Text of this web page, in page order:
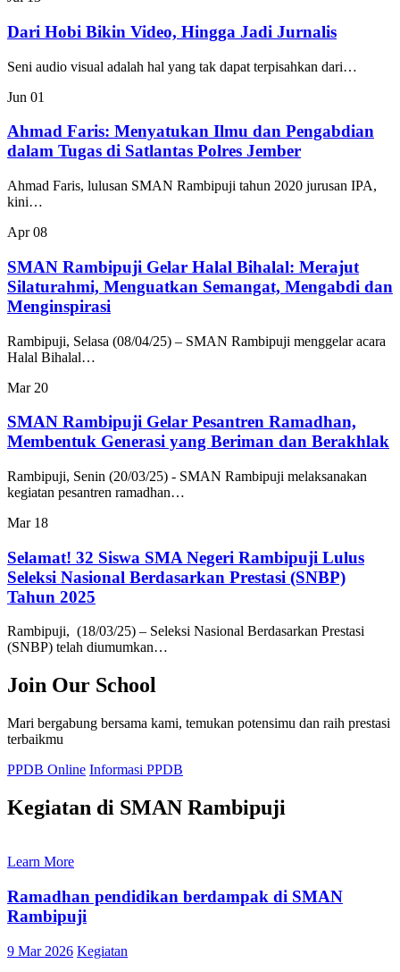
Dari Hobi Bikin Video, Hingga Jadi Jurnalis
Seni audio visual adalah hal yang tak dapat terpisahkan dari…
Jun 01
Ahmad Faris: Menyatukan Ilmu dan Pengabdian
dalam Tugas di Satlantas Polres Jember
Ahmad Faris, lulusan SMAN Rambipuji tahun 2020 jurusan IPA,
kini…
Apr 08
SMAN Rambipuji Gelar Halal Bihalal: Merajut
Silaturahmi, Menguatkan Semangat, Mengabdi dan
Menginspirasi
Rambipuji, Selasa (08/04/25) – SMAN Rambipuji menggelar acara
Halal Bihalal…
Mar 20
SMAN Rambipuji Gelar Pesantren Ramadhan,
Membentuk Generasi yang Beriman dan Berakhlak
Rambipuji, Senin (20/03/25) - SMAN Rambipuji melaksanakan
kegiatan pesantren ramadhan…
Mar 18
Selamat! 32 Siswa SMA Negeri Rambipuji Lulus
Seleksi Nasional Berdasarkan Prestasi (SNBP)
Tahun 2025
Rambipuji, (18/03/25) – Seleksi Nasional Berdasarkan Prestasi
(SNBP) telah diumumkan…
Join Our School
Mari bergabung bersama kami, temukan potensimu dan raih prestasi
terbaikmu
PPDB Online Informasi PPDB
Kegiatan di SMAN Rambipuji
Learn More
Ramadhan pendidikan berdampak di SMAN
Rambipuji
9 Mar 2026 Kegiatan